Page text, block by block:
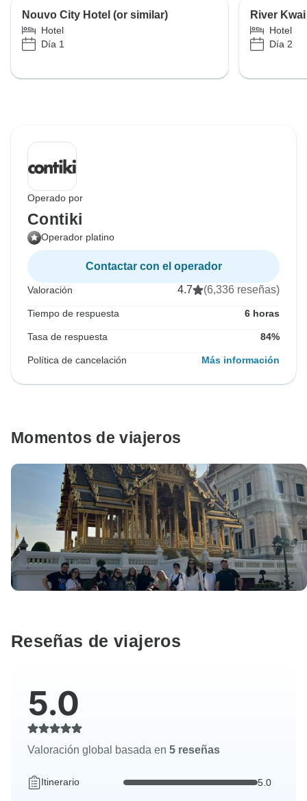
Nouvo City Hotel (or similar)
Hotel
Día 1
River
Hotel
Día 2
Operado por
Contiki
Operador platino
Contactar con el operador
Valoración 4.7 (6,336 reseñas)
Tiempo de respuesta 6 horas
Tasa de respuesta 84%
Política de cancelación Más información
Momentos de viajeros
Reseñas de viajeros
5.0
Valoración global basada en 5 reseñas
Itinerario 5.0